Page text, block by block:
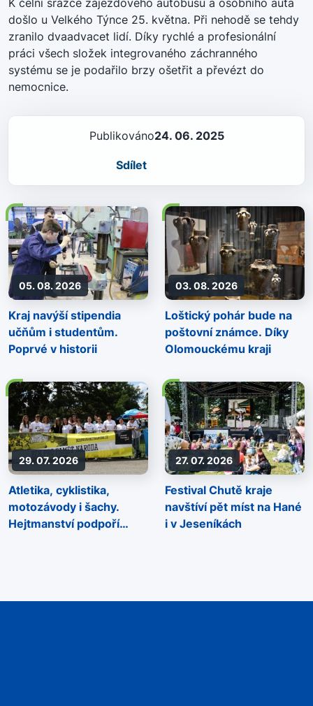
došlo u Velkého Týnce 25. května. Při nehodě se tehdy
zranilo dvaadvacet lidí. Díky rychlé a profesionální
práci všech složek integrovaného záchranného
systému se je podařilo brzy ošetřit a převézt do
nemocnice.
Publikováno24. 06. 2025
Sdílet
05. 08. 2026
Kraj navýší stipendia
učňům i studentům.
Poprvé v historii
03. 08. 2026
Loštický pohár bude na
poštovní známce. Díky
Olomouckému kraji
29. 07. 2026
Atletika, cyklistika,
motozávody i šachy.
Hejtmanství podpoří
27. 07. 2026
Festival Chutě kraje
navštíví pět míst na Hané
i v Jeseníkách